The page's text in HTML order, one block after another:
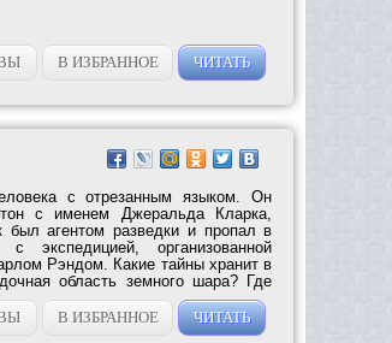
В ИЗБРАННОЕ ЧИТАТЬ
с отрезанным языком. Он
с именем Джеральда Кларка,
агентом разведки и пропал в
экспедицией, организованной
Рэндом. Какие тайны хранит в
область земного шара? Где
В ИЗБРАННОЕ ЧИТАТЬ